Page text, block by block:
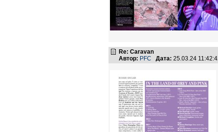
Re: Caravan
Автор: PFC Дата: 25.03.24